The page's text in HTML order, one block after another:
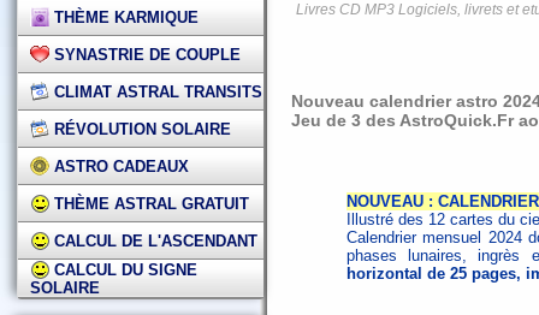
THÈME KARMIQUE
SYNASTRIE DE COUPLE
CLIMAT ASTRAL TRANSITS
RÉVOLUTION SOLAIRE
ASTRO CADEAUX
THÈME ASTRAL GRATUIT
CALCUL DE L'ASCENDANT
CALCUL DU SIGNE
SOLAIRE
Livres CD MP3 Logiciels, livrets et
Nouveau calendrier astro
Jeu de 3 des AstroQuick.Fr
NOUVEAU :
Illustré des 12 cartes du
Calendrier mensuel 2024
phases lunaires, ingrès
horizontal de 25 pages,